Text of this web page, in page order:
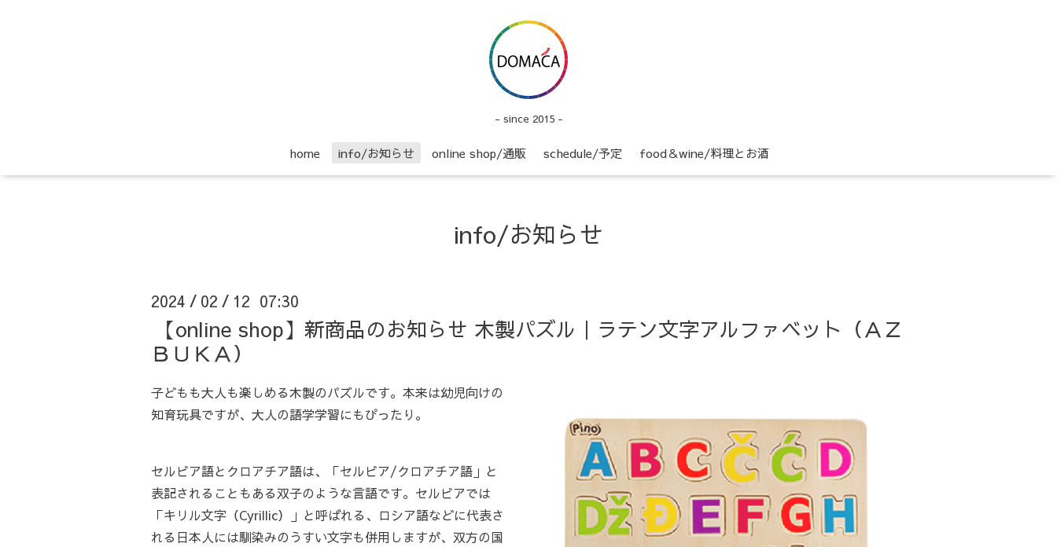
- since 2015 -
home info/お知らせ online shop/通販 schedule/予定 food＆wine/料理とお酒
info/お知らせ
2024 / 02 / 12 07:30
【online shop】新商品のお知らせ 木製パズル｜ラテン文字アルファベット（ＡＺ
ＢＵＫＡ）
子どもも大人も楽しめる木製のパズルです。本来は幼児向けの
知育玩具ですが、大人の語学学習にもぴったり。
セルビア語とクロアチア語は、「セルビア/クロアチア語」と
表記されることもある双子のような言語です。セルビアでは
「キリル文字（Cyrillic）」と呼ばれる、ロシア語などに代表さ
れる日本人には馴染みのうすい文字も併用しますが、双方の国